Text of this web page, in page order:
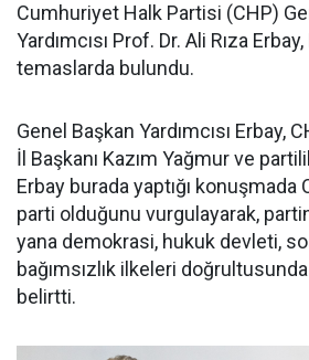
Cumhuriyet Halk Partisi (CHP)
Yardımcısı Prof. Dr. Ali Rıza
temaslarda bulundu.
Genel Başkan Yardımcısı Erbay,
İl Başkanı Kazım Yağmur ve
Erbay burada yaptığı
parti olduğunu vurgulayarak,
yana demokrasi, hukuk devleti,
bağımsızlık ilkeleri
belirtti.